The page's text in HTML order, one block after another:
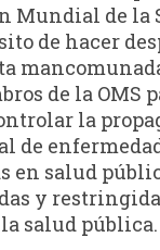
Mundial de la
de hacer
de la OMS
la
de
en salud
y
salud pública.